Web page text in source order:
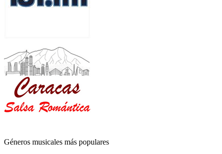
Géneros musicales más populares